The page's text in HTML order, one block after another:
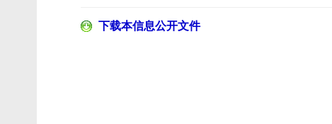
下载本信息公开文件